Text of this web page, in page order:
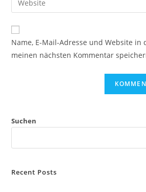
Kommentieren
ein
Mail-
zum
Kommentieren
ein
deine
Website-
URL
Name, E-Mail-Adresse und Website in
meinen nächsten Kommentar
Suchen
Recent Posts